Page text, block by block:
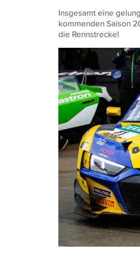
Insgesamt eine
kommenden Saison
die Rennstrecke!